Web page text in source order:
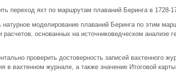
переход яхт по маршрутам плаваний Беринга в 1728-
моделирование плаваний Беринга по этим
расчетов, основанных на источниковедческом анализе
проверить достоверность записей вахтенного
в вахтенном журнале, а также значение Итоговой